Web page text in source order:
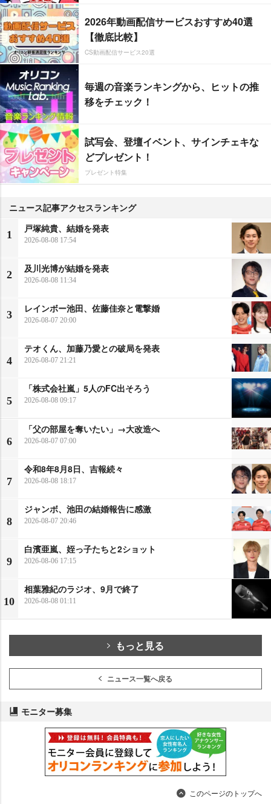
2026年動画配信サービスおすすめ40選
【徹底比較】
CS動画配信サービス20選
毎週の音楽ランキングから、ヒットの推
移をチェック！
試写会、登壇イベント、サインチェキな
どプレゼント！
プレゼント特集
ニュース記事アクセスランキング
1
戸塚純貴、結婚を発表
2026-08-08 17:54
2
及川光博が結婚を発表
2026-08-08 11:34
3
レインボー池田、佐藤佳奈と電撃婚
2026-08-07 20:00
4
テオくん、加藤乃愛との破局を発表
2026-08-07 21:21
5
「株式会社嵐」5人のFC出そろう
2026-08-08 09:17
6
「父の部屋を奪いたい」→大改造へ
2026-08-07 07:00
7
令和8年8月8日、吉報続々
2026-08-08 18:17
8
ジャンボ、池田の結婚報告に感激
2026-08-07 20:46
9
白濱亜嵐、姪っ子たちと2ショット
2026-08-06 17:15
10
相葉雅紀のラジオ、9月で終了
2026-08-08 01:11
もっと見る
ニュース一覧へ戻る
モニター募集
このページのトップへ